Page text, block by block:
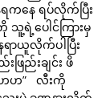
ကနေ ရပ်လိုက်ပြီး
ရဲ့ပေါင်ကြားမှ
ာယူလိုက်ပါပြီး
ြည်းချင်း ဖိ
းးဟဟ” လီးကို